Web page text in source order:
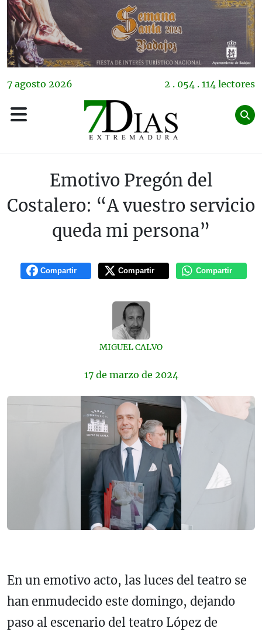
7 agosto 2026 2 . 054 . 114 lectores
Emotivo Pregón del
Costalero: “A vuestro servicio
queda mi persona”
Compartir Compartir Compartir
MIGUEL CALVO
17 de marzo de 2024
En un emotivo acto, las luces del teatro se
han enmudecido este domingo, dejando
paso al escenario del teatro López de